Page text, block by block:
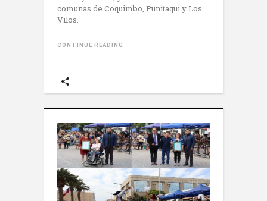
comunas de Coquimbo, Punitaqui y Los
Vilos.
CONTINUE READING